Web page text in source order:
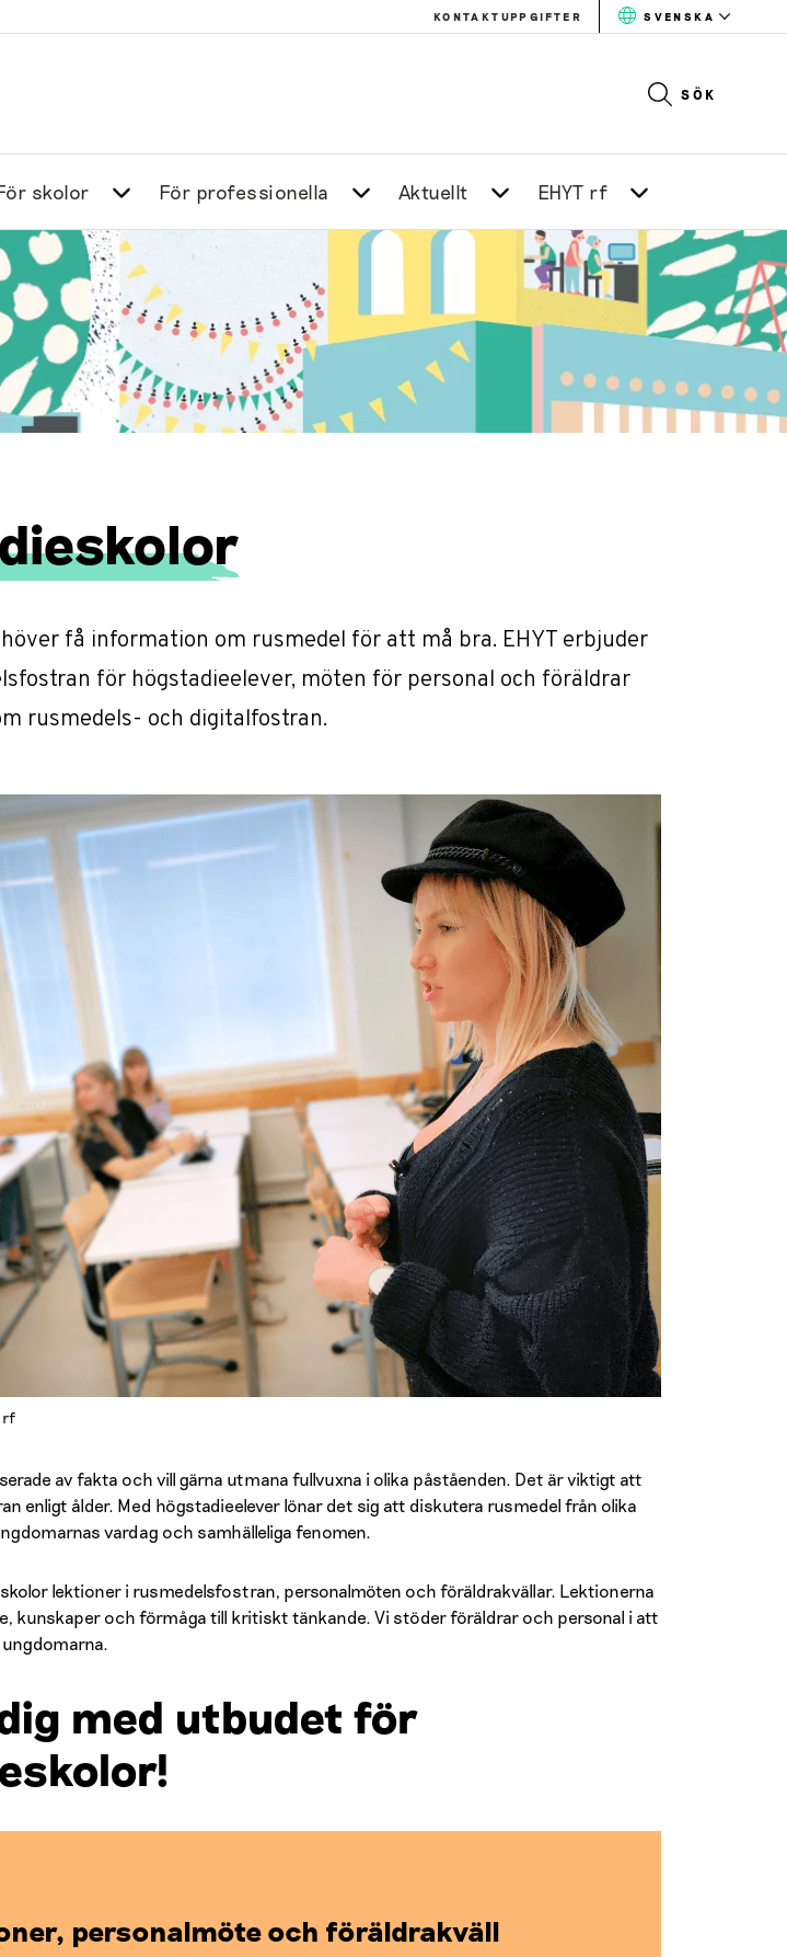
KONTAKTUPPGIFTER SVENSKA
SÖK
skolor För professionella Aktuellt EHYT rf
få information om rusmedel för att må bra. EHYT erbjuder
för högstadieelever, möten för personal och föräldrar
rusmedels- och digitalfostran.
rf
av fakta och vill gärna utmana fullvuxna i olika påståenden. Det är viktigt att
enligt ålder. Med högstadieelever lönar det sig att diskutera rusmedel från olika
vardag och samhälleliga fenomen.
lektioner i rusmedelsfostran, personalmöten och föräldrakvällar. Lektionerna
kunskaper och förmåga till kritiskt tänkande. Vi stöder föräldrar och personal i att
med utbudet för
personalmöte och föräldrakväll